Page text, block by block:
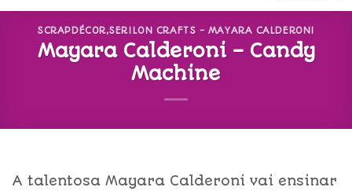
SCRAPDÉCOR,SERILON CRAFTS - MAYARA CALDERONI
Mayara Calderoni – Candy
Machine
A talentosa Mayara Calderoni vai ensinar